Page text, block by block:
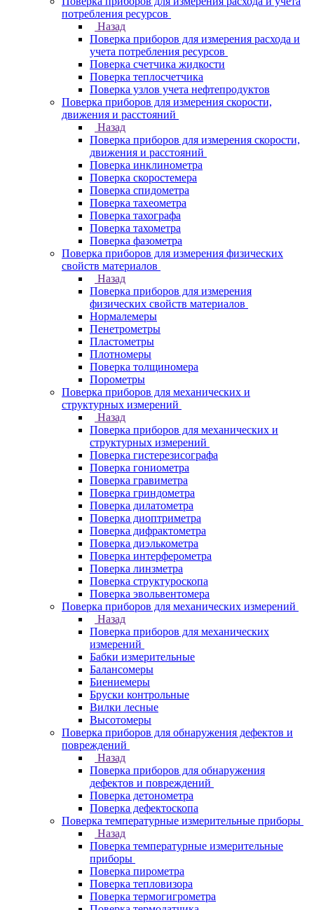
потребления ресурсов
Назад
Поверка приборов для измерения расхода и
учета потребления ресурсов
Поверка счетчика жидкости
Поверка теплосчетчика
Поверка узлов учета нефтепродуктов
Поверка приборов для измерения скорости,
движения и расстояний
Назад
Поверка приборов для измерения скорости,
движения и расстояний
Поверка инклинометра
Поверка скоростемера
Поверка спидометра
Поверка тахеометра
Поверка тахографа
Поверка тахометра
Поверка фазометра
Поверка приборов для измерения физических
свойств материалов
Назад
Поверка приборов для измерения
физических свойств материалов
Нормалемеры
Пенетрометры
Пластометры
Плотномеры
Поверка толщиномера
Порометры
Поверка приборов для механических и
структурных измерений
Назад
Поверка приборов для механических и
структурных измерений
Поверка гистерезисографа
Поверка гониометра
Поверка гравиметра
Поверка гриндометра
Поверка дилатометра
Поверка диоптриметра
Поверка дифрактометра
Поверка диэлькометра
Поверка интерферометра
Поверка линзметра
Поверка структуроскопа
Поверка эвольвентомера
Поверка приборов для механических измерений
Назад
Поверка приборов для механических
измерений
Бабки измерительные
Балансомеры
Биениемеры
Бруски контрольные
Вилки лесные
Высотомеры
Поверка приборов для обнаружения дефектов и
повреждений
Назад
Поверка приборов для обнаружения
дефектов и повреждений
Поверка детонометра
Поверка дефектоскопа
Поверка температурные измерительные приборы
Назад
Поверка температурные измерительные
приборы
Поверка пирометра
Поверка тепловизора
Поверка термогигрометра